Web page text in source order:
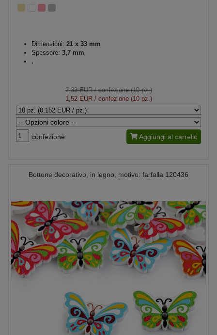
Dimensioni: 21 x 33 mm
Spessore: 3,7 mm
.
2,33 EUR/ confezione (10 pz.)
1,52 EUR/ confezione (10 pz.)
confezione Aggiungi al carrello
Bottone decorativo, in legno, motivo: farfalla 120436